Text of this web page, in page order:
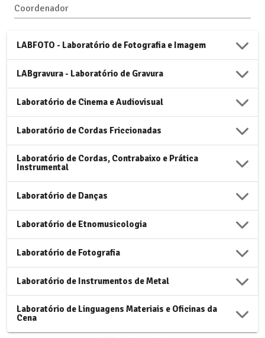
Coordenador
LABFOTO - Laboratório de Fotografia e Imagem
LABgravura - Laboratório de Gravura
Laboratório de Cinema e Audiovisual
Laboratório de Cordas Friccionadas
Laboratório de Cordas, Contrabaixo e Prática
Instrumental
Laboratório de Danças
Laboratório de Etnomusicologia
Laboratório de Fotografia
Laboratório de Instrumentos de Metal
Laboratório de Linguagens Materiais e Oficinas da
Cena